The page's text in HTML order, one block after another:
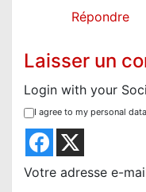
Répondre
Laisser un
Login with your
I agree to my personal
Votre adresse e-